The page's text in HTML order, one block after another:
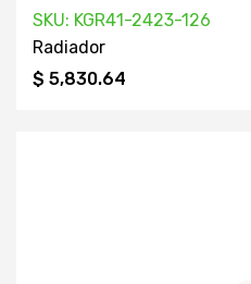
SKU: KGR41-2423-126
Radiador
$ 5,830.64